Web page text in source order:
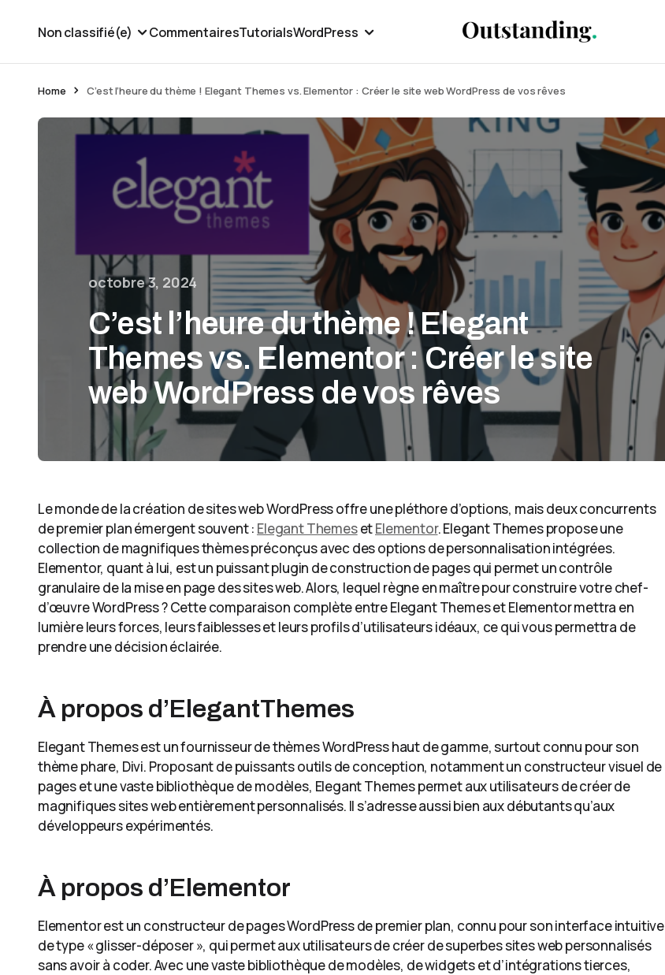
Non classifié(e) CommentairesTutorialsWordPress
Home C’est l’heure du thème ! Elegant Themes vs. Elementor : Créer le site web WordPress de vos rêves
octobre 3, 2024
C’est l’heure du thème ! Elegant
Themes vs. Elementor : Créer le site
web WordPress de vos rêves
Le monde de la création de sites web WordPress offre une pléthore d’options, mais deux concurrents
de premier plan émergent souvent : Elegant ThemesetElementor. Elegant Themes propose une
collection de magnifiques thèmes préconçus avec des options de personnalisation intégrées.
Elementor, quant à lui, est un puissant plugin de construction de pages qui permet un contrôle
granulaire de la mise en page des sites web. Alors, lequel règne en maître pour construire votre chef-
d’œuvre WordPress ? Cette comparaison complète entre Elegant Themes et Elementor mettra en
lumière leurs forces, leurs faiblesses et leurs profils d’utilisateurs idéaux, ce qui vous permettra de
prendre une décision éclairée.
À propos d’ElegantThemes
Elegant Themes est un fournisseur de thèmes WordPress haut de gamme, surtout connu pour son
thème phare, Divi. Proposant de puissants outils de conception, notamment un constructeur visuel de
pages et une vaste bibliothèque de modèles, Elegant Themes permet aux utilisateurs de créer de
magnifiques sites web entièrement personnalisés. Il s’adresse aussi bien aux débutants qu’aux
développeurs expérimentés.
À propos d’Elementor
Elementor est un constructeur de pages WordPress de premier plan, connu pour son interface intuitive
de type « glisser-déposer », qui permet aux utilisateurs de créer de superbes sites web personnalisés
sans avoir à coder. Avec une vaste bibliothèque de modèles, de widgets et d’intégrations tierces,